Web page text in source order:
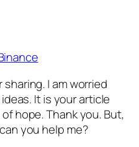
I am worried
It is your article
hope. Thank you. But,
you help me?